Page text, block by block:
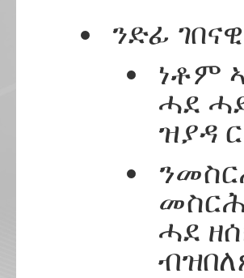
ንድፊ
ነቶም
ሓደ
ዝያዳ
ሓደ